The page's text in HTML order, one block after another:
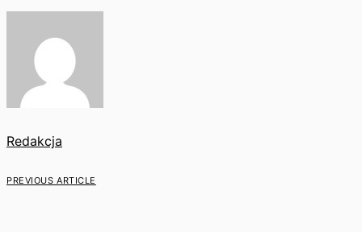
Redakcja
PREVIOUS ARTICLE